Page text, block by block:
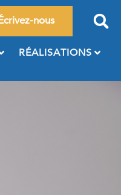
nous
RÉALISATIONS